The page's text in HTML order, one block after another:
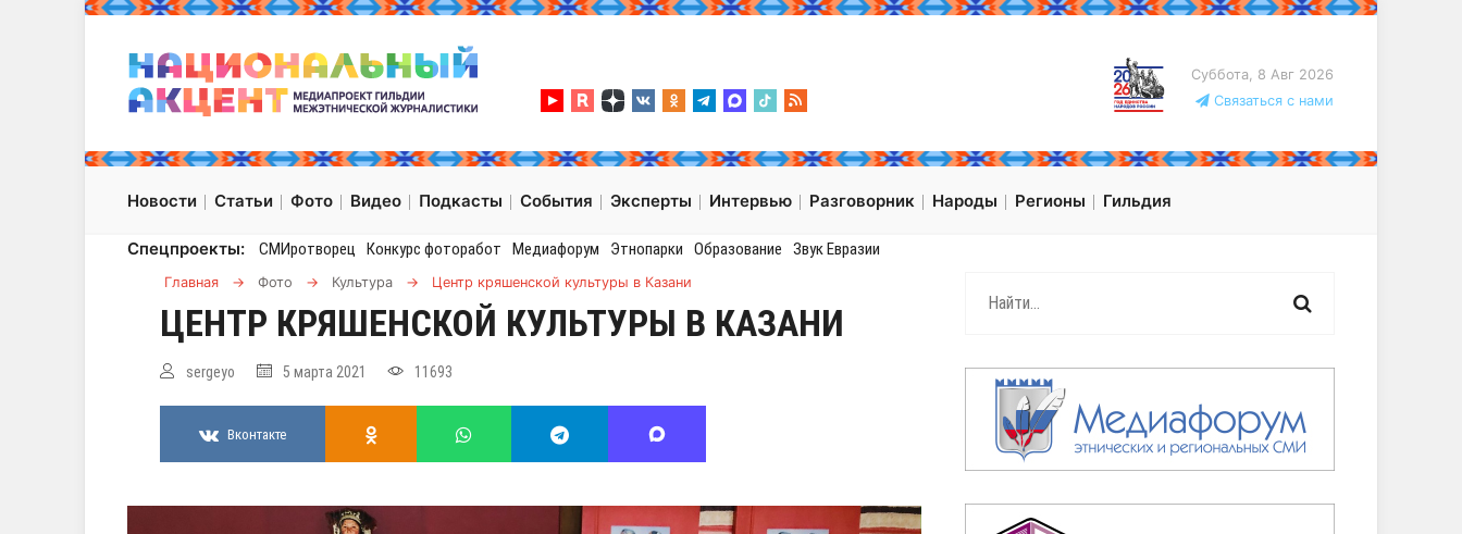
Суббота, 8 Авг 2026
Связаться с нами
Новости Статьи Фото Видео Подкасты События Эксперты Интервью Разговорник Народы Регионы Гильдия
Спецпроекты: СМИротворец Конкурс фоторабот Медиафорум Этнопарки Образование Звук Евразии
Главная → Фото → Культура → Центр кряшенской культуры в Казани
ЦЕНТР КРЯШЕНСКОЙ КУЛЬТУРЫ В КАЗАНИ
sergeyo 5 марта 2021 11693
Вконтакте